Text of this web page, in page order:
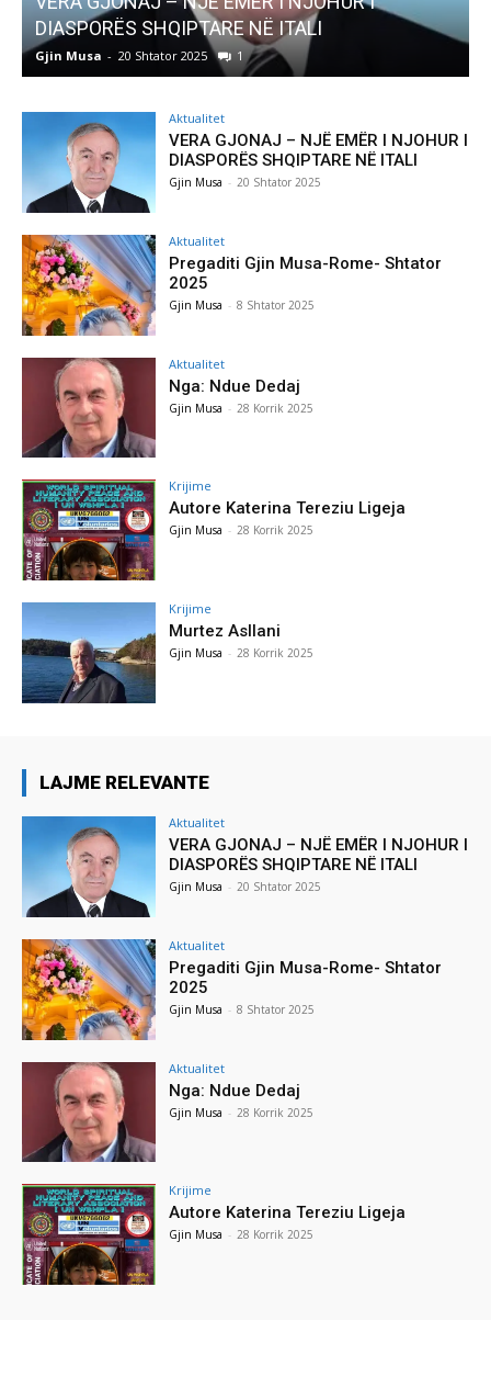
Pregaditi Gjin Musa-Rome- Shtator 2025
Gjin Musa - 8 Shtator 2025
Aktualitet
VERA GJONAJ – NJË EMËR I NJOHUR I
DIASPORËS SHQIPTARE NË ITALI
Gjin Musa - 20 Shtator 2025
Aktualitet
Pregaditi Gjin Musa-Rome- Shtator
2025
Gjin Musa - 8 Shtator 2025
Aktualitet
Nga: Ndue Dedaj
Gjin Musa - 28 Korrik 2025
Krijime
Autore Katerina Tereziu Ligeja
Gjin Musa - 28 Korrik 2025
Krijime
Murtez Asllani
Gjin Musa - 28 Korrik 2025
LAJME RELEVANTE
Aktualitet
VERA GJONAJ – NJË EMËR I NJOHUR I
DIASPORËS SHQIPTARE NË ITALI
Gjin Musa - 20 Shtator 2025
Aktualitet
Pregaditi Gjin Musa-Rome- Shtator
2025
Gjin Musa - 8 Shtator 2025
Aktualitet
Nga: Ndue Dedaj
Gjin Musa - 28 Korrik 2025
Krijime
Autore Katerina Tereziu Ligeja
Gjin Musa - 28 Korrik 2025